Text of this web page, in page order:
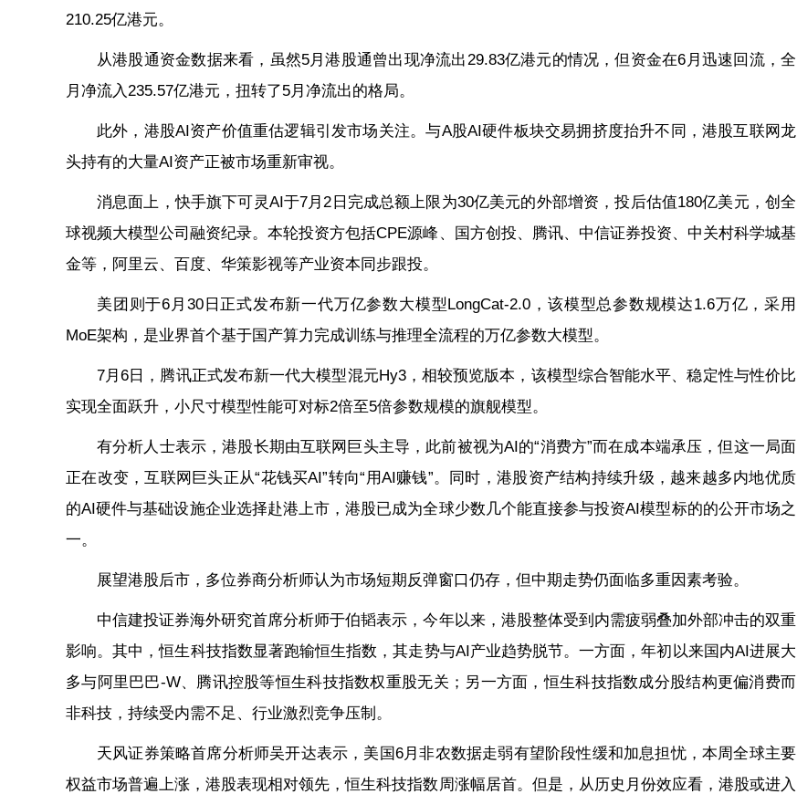
210.25亿港元。
从港股通资金数据来看，虽然5月港股通曾出现净流出29.83亿港元的情况，但资金在6月迅速回流，全
月净流入235.57亿港元，扭转了5月净流出的格局。
此外，港股AI资产价值重估逻辑引发市场关注。与A股AI硬件板块交易拥挤度抬升不同，港股互联网龙
头持有的大量AI资产正被市场重新审视。
消息面上，快手旗下可灵AI于7月2日完成总额上限为30亿美元的外部增资，投后估值180亿美元，创全
球视频大模型公司融资纪录。本轮投资方包括CPE源峰、国方创投、腾讯、中信证券投资、中关村科学城基
金等，阿里云、百度、华策影视等产业资本同步跟投。
美团则于6月30日正式发布新一代万亿参数大模型LongCat-2.0，该模型总参数规模达1.6万亿，采用
MoE架构，是业界首个基于国产算力完成训练与推理全流程的万亿参数大模型。
7月6日，腾讯正式发布新一代大模型混元Hy3，相较预览版本，该模型综合智能水平、稳定性与性价比
实现全面跃升，小尺寸模型性能可对标2倍至5倍参数规模的旗舰模型。
有分析人士表示，港股长期由互联网巨头主导，此前被视为AI的“消费方”而在成本端承压，但这一局面
正在改变，互联网巨头正从“花钱买AI”转向“用AI赚钱”。同时，港股资产结构持续升级，越来越多内地优质
的AI硬件与基础设施企业选择赴港上市，港股已成为全球少数几个能直接参与投资AI模型标的的公开市场之
一。
展望港股后市，多位券商分析师认为市场短期反弹窗口仍存，但中期走势仍面临多重因素考验。
中信建投证券海外研究首席分析师于伯韬表示，今年以来，港股整体受到内需疲弱叠加外部冲击的双重
影响。其中，恒生科技指数显著跑输恒生指数，其走势与AI产业趋势脱节。一方面，年初以来国内AI进展大
多与阿里巴巴-W、腾讯控股等恒生科技指数权重股无关；另一方面，恒生科技指数成分股结构更偏消费而
非科技，持续受内需不足、行业激烈竞争压制。
天风证券策略首席分析师吴开达表示，美国6月非农数据走弱有望阶段性缓和加息担忧，本周全球主要
权益市场普遍上涨，港股表现相对领先，恒生科技指数周涨幅居首。但是，从历史月份效应看，港股或进入